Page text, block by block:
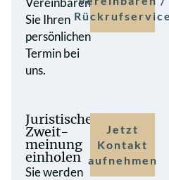
Sie Ihren
persönlichen
Termin bei
uns.
Juristische
Zweit­
meinung
einholen
Sie werden
Jetzt
Kontakt
aufnehmen